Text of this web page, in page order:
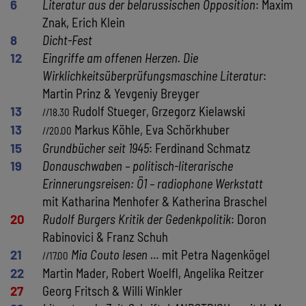
6
Literatur aus der belarussischen Opposition: Maxim
Znak, Erich Klein
8
Dicht-Fest
12
Eingriffe am offenen Herzen. Die
Wirklichkeitsüberprüfungsmaschine Literatur:
Martin Prinz & Yevgeniy Breyger
13
//18.30 Rudolf Stueger, Grzegorz Kielawski
13
//20.00 Markus Köhle, Eva Schörkhuber
15
Grundbücher seit 1945: Ferdinand Schmatz
19
Donauschwaben – politisch-literarische
Erinnerungsreisen: Ö1 – radiophone Werkstatt
mit Katharina Menhofer & Katherina Braschel
20
Rudolf Burgers Kritik der Gedenkpolitik: Doron
Rabinovici & Franz Schuh
21
//17.00 Mia Couto lesen … mit Petra Nagenkögel
22
Martin Mader, Robert Woelfl, Angelika Reitzer
27
Georg Fritsch & Willi Winkler